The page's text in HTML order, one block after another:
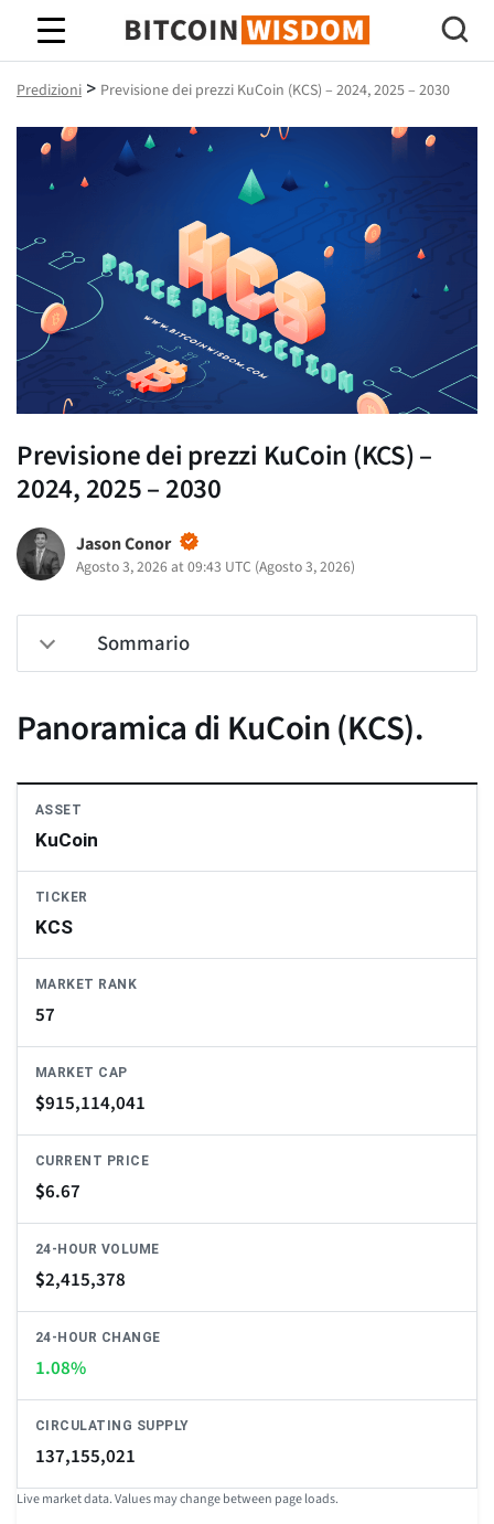
Saggezza Bitcoin
Predizioni > Previsione dei prezzi KuCoin (KCS) – 2024, 2025 – 2030
Previsione dei prezzi KuCoin (KCS) –
2024, 2025 – 2030
Jason Conor
Agosto 3, 2026 at 09:43 UTC (Agosto 3, 2026)
Sommario
Panoramica di KuCoin (KCS).
ASSET
KuCoin
TICKER
KCS
MARKET RANK
57
MARKET CAP
$915,114,041
CURRENT PRICE
$6.67
24-HOUR VOLUME
$2,415,378
24-HOUR CHANGE
1.08%
CIRCULATING SUPPLY
137,155,021
Live market data. Values may change between page loads.